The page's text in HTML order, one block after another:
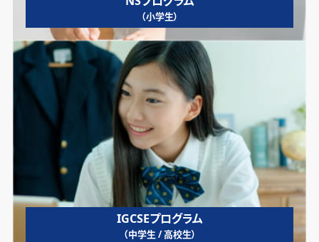
（小学生）
IGCSEプログラム
（中学生 / 高校生）